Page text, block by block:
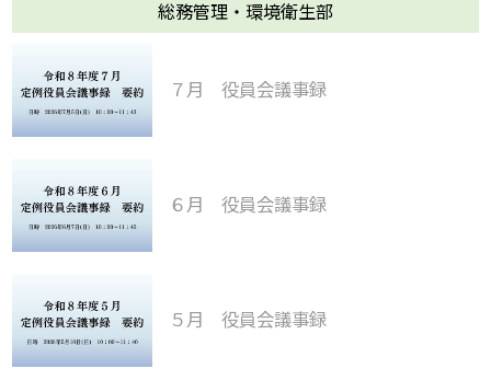
総務管理・環境衛生部
７月 役員会議事録
６月 役員会議事録
５月 役員会議事録